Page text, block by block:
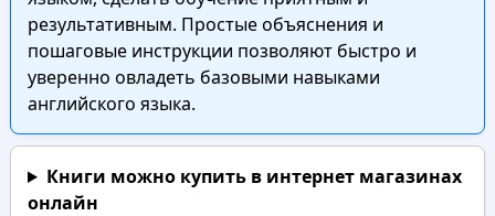
результативным. Простые объяснения и
пошаговые инструкции позволяют быстро и
уверенно овладеть базовыми навыками
английского языка.
Книги можно купить в интернет магазинах
онлайн